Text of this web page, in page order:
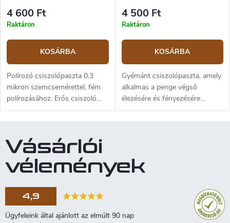
4 600 Ft
Raktáron
KOSÁRBA
Polírozó csiszolópaszta 0,3
mikron szemcsemérettel, fém
polírozásához. Erős csiszoló
hatás és magas fény elérése.
átmérője 3 cm, súlya 110 g.
4 500 Ft
Raktáron
KOSÁRBA
Gyémánt csiszolópaszta, amely
alkalmas a penge végső
élezésére és fényezésére
bőrrel. Súly 5 g.
Vásárlói
vélemények
4,9